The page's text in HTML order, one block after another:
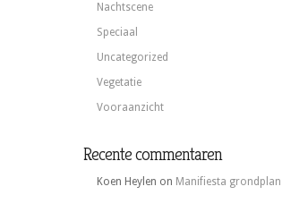
Nachtscene
Speciaal
Uncategorized
Vegetatie
Vooraanzicht
Recente commentaren
Koen Heylen on Manifiesta grondplan